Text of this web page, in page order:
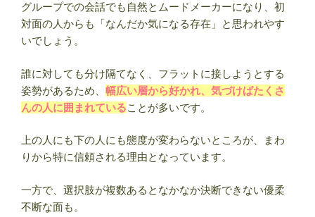
名
人
ま
め
【誕
生
日
占
グループでの会話でも自然とムードメーカーになり、初
対面の人からも「なんだか気になる存在」と思われやす
いでしょう。
誰に対しても分け隔てなく、フラットに接しようとする
姿勢があるため、 幅広い層から好かれ、気づけばたくさ
んの人に囲まれていることが多いです。
上の人にも下の人にも態度が変わらないところが、まわ
りから特に信頼される理由となっています。
一方で、選択肢が複数あるとなかなか決断できない優柔
不断な面も。